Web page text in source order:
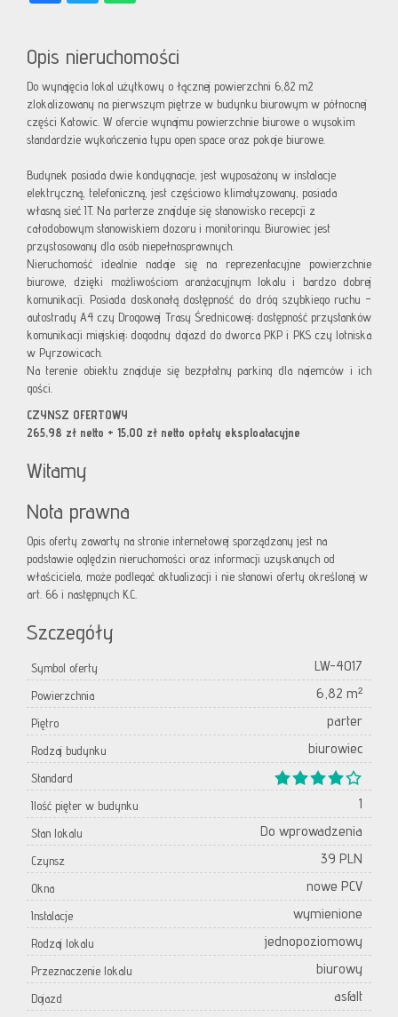
Opis nieruchomości
Do wynajęcia lokal użytkowy o łącznej powierzchni 6,82 m2
zlokalizowany na pierwszym piętrze w budynku biurowym w północnej
części Katowic. W ofercie wynajmu powierzchnie biurowe o wysokim
standardzie wykończenia typu open space oraz pokoje biurowe.
Budynek posiada dwie kondygnacje, jest wyposażony w instalacje
elektryczną, telefoniczną, jest częściowo klimatyzowany, posiada
własną sieć IT. Na parterze znajduje się stanowisko recepcji z
całodobowym stanowiskiem dozoru i monitoringu. Biurowiec jest
przystosowany dla osób niepełnosprawnych.
Nieruchomość idealnie nadaje się na reprezentacyjne powierzchnie
biurowe, dzięki możliwościom aranżacyjnym lokalu i bardzo dobrej
komunikacji. Posiada doskonałą dostępność do dróg szybkiego ruchu –
autostrady A4 czy Drogowej Trasy Średnicowej; dostępność przystanków
komunikacji miejskiej; dogodny dojazd do dworca PKP i PKS czy lotniska
w Pyrzowicach.
Na terenie obiektu znajduje się bezpłatny parking dla najemców i ich
gości.
CZYNSZ OFERTOWY
265,98 zł netto + 15,00 zł netto opłaty eksploatacyjne
Witamy
Nota prawna
Opis oferty zawarty na stronie internetowej sporządzany jest na
podstawie oględzin nieruchomości oraz informacji uzyskanych od
właściciela, może podlegać aktualizacji i nie stanowi oferty określonej w
art. 66 i następnych K.C.
Szczegóły
Symbol oferty LW-4017
Powierzchnia 6,82 m²
Piętro parter
Rodzaj budynku biurowiec
Standard
Ilość pięter w budynku
1
Stan lokalu Do wprowadzenia
Czynsz 39 PLN
Okna nowe PCV
Instalacje wymienione
Rodzaj lokalu jednopoziomowy
Przeznaczenie lokalu biurowy
Dojazd asfalt